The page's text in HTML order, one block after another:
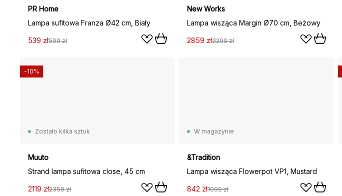
PR Home
Lampa sufitowa Franza Ø42 cm, Biały
539 zł599 zł
New Works
Lampa wisząca Margin Ø70 cm, Beżowy
2859 zł3290 zł
Zostało kilka sztuk
Muuto
Strand lampa sufitowa close, 45 cm
2119 zł2359 zł
-10%
W magazynie
&Tradition
Lampa wisząca Flowerpot VP1, Mustard
842 zł1099 zł